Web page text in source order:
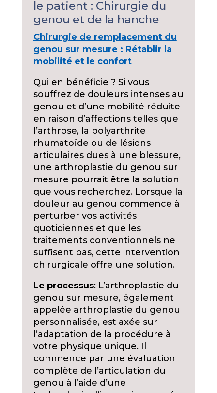
le patient : Chirurgie du
genou et de la hanche
Chirurgie de remplacement du
genou sur mesure : Rétablir la
mobilité et le confort
Qui en bénéficie ? Si vous
souffrez de douleurs intenses au
genou et d’une mobilité réduite
en raison d’affections telles que
l’arthrose, la polyarthrite
rhumatoïde ou de lésions
articulaires dues à une blessure,
une arthroplastie du genou sur
mesure pourrait être la solution
que vous recherchez. Lorsque la
douleur au genou commence à
perturber vos activités
quotidiennes et que les
traitements conventionnels ne
suffisent pas, cette intervention
chirurgicale offre une solution.
Le processus: L’arthroplastie du
genou sur mesure, également
appelée arthroplastie du genou
personnalisée, est axée sur
l’adaptation de la procédure à
votre physique unique. Il
commence par une évaluation
complète de l’articulation du
genou à l’aide d’une